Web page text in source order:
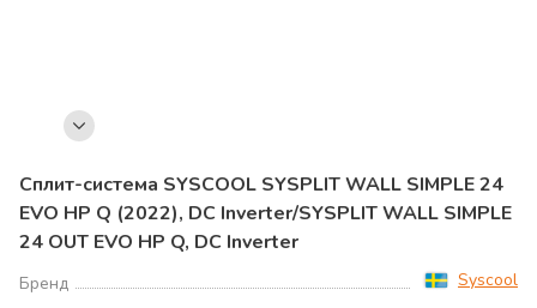
Сплит-система SYSCOOL SYSPLIT WALL SIMPLE 24
EVO HP Q (2022), DC Inverter/SYSPLIT WALL SIMPLE
24 OUT EVO HP Q, DC Inverter
Бренд
Syscool